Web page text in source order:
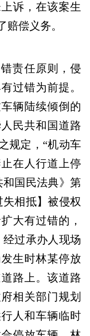
诉，在该案生
赔偿义务。
责任原则，侵
过错为前提。
辆陆续倾倒的
民共和国道路
规定，“机动车
在人行道上停
国民法典》第
相抵】被侵权
大有过错的，
过承办人现场
生时林某停放
路上。该道路
相关部门规划
人和车辆临时